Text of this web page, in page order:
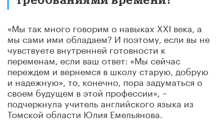
«Мы так много говорим о навыках XXI века, а
мы сами ими обладаем? И поэтому, если вы не
чувствуете внутренней готовности к
переменам, если ваш ответ: «Мы сейчас
переждем и вернемся в школу старую, добрую
и надежную», то, конечно, пора задуматься о
своем будущем в этой профессии», –
подчеркнула учитель английского языка из
Томской области Юлия Емельянова.